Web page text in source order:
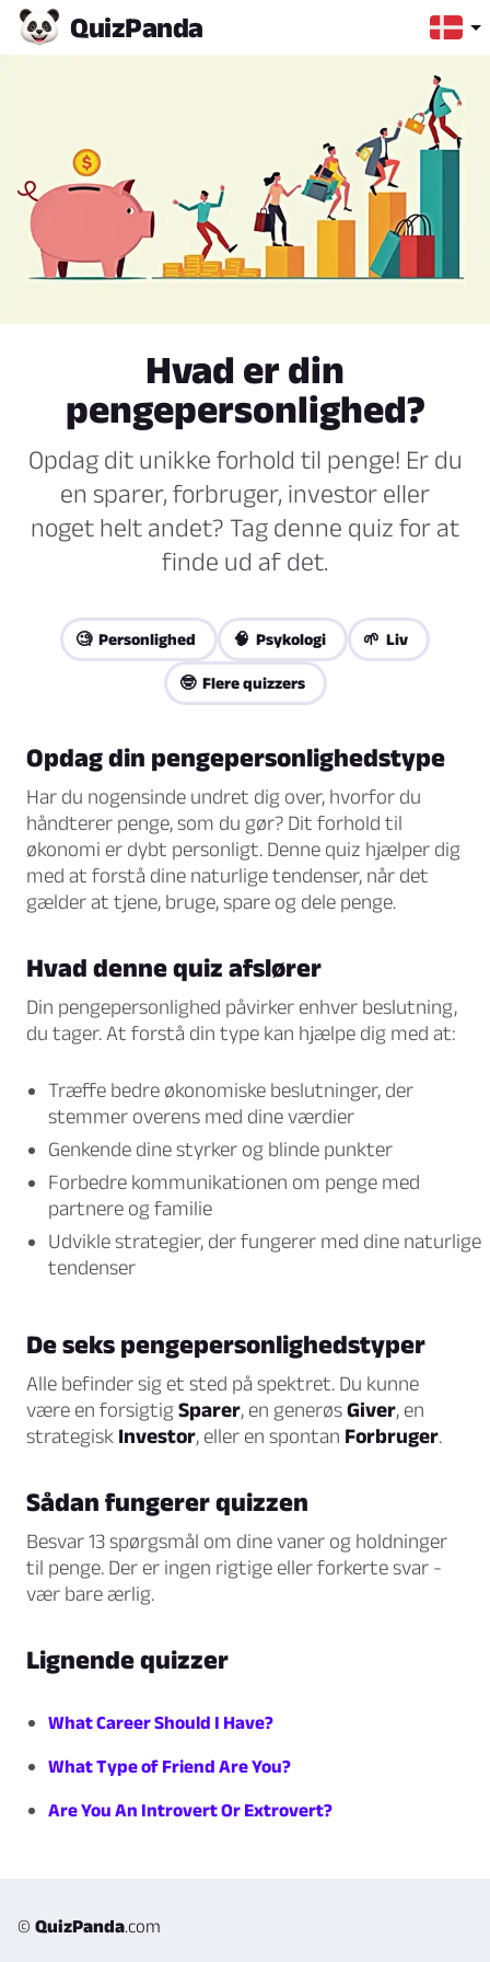
QuizPanda
Hvad er din
pengepersonlighed?
Opdag dit unikke forhold til penge! Er du
en sparer, forbruger, investor eller
noget helt andet? Tag denne quiz for at
finde ud af det.
🧐 Personlighed 🧠 Psykologi 🌱 Liv
🤓 Flere quizzers
Opdag din pengepersonlighedstype
Har du nogensinde undret dig over, hvorfor du
håndterer penge, som du gør? Dit forhold til
økonomi er dybt personligt. Denne quiz hjælper dig
med at forstå dine naturlige tendenser, når det
gælder at tjene, bruge, spare og dele penge.
Hvad denne quiz afslører
Din pengepersonlighed påvirker enhver beslutning,
du tager. At forstå din type kan hjælpe dig med at:
Træffe bedre økonomiske beslutninger, der
stemmer overens med dine værdier
Genkende dine styrker og blinde punkter
Forbedre kommunikationen om penge med
partnere og familie
Udvikle strategier, der fungerer med dine naturlige
tendenser
De seks pengepersonlighedstyper
Alle befinder sig et sted på spektret. Du kunne
være en forsigtigSparer, en generøsGiver, en
strategisk Investor, eller en spontan Forbruger.
Sådan fungerer quizzen
Besvar 13 spørgsmål om dine vaner og holdninger
til penge. Der er ingen rigtige eller forkerte svar -
vær bare ærlig.
Lignende quizzer
What Career Should I Have?
What Type of Friend Are You?
Are You An Introvert Or Extrovert?
© QuizPanda.com